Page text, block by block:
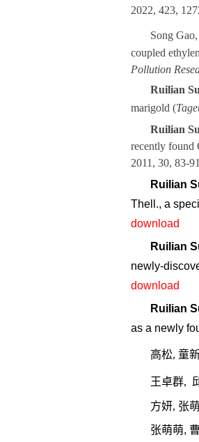
2022, 423,
Song Gao,
coupled
Pollution
Ruilian
marigold (
Ruilian
recently found
2011, 30, 83-
Ruilian
Thell., a
download
Ruilian
newly-
download
Ruilian
as a newly
高松, 童
王卓群,
方妍, 张
张萌萌,